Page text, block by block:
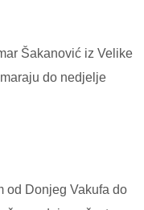
Šakanović iz Velike
do nedjelje
od Donjeg Vakufa do